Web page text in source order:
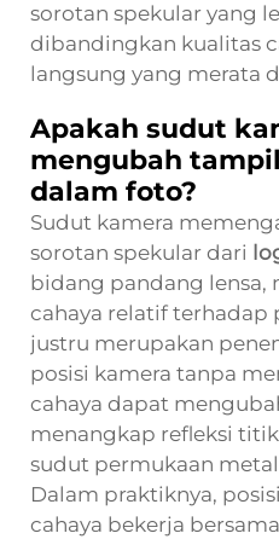
sorotan spekular yang
dibandingkan kualitas
langsung yang merata
Apakah sudut
mengubah
dalam foto?
Sudut kamera
sorotan spekular dari
bidang pandang lensa,
cahaya relatif terhadap
justru merupakan
posisi kamera tanpa
cahaya dapat
menangkap refleksi
sudut permukaan
Dalam praktiknya,
cahaya bekerja